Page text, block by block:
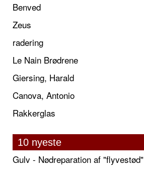
Benved
Zeus
radering
Le Nain Brødrene
Giersing, Harald
Canova, Antonio
Rakkerglas
10 nyeste
Gulv - Nødreparation af "flyvestød"